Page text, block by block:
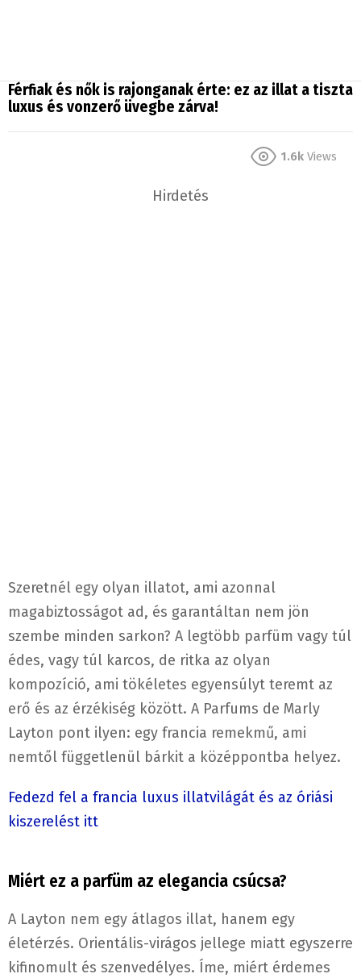
Férfiak és nők is rajonganak érte: ez az illat a tiszta
luxus és vonzerő üvegbe zárva!
1.6k Views
Hirdetés
Szeretnél egy olyan illatot, ami azonnal
magabiztosságot ad, és garantáltan nem jön
szembe minden sarkon? A legtöbb parfüm vagy túl
édes, vagy túl karcos, de ritka az olyan
kompozíció, ami tökéletes egyensúlyt teremt az
erő és az érzékiség között. A Parfums de Marly
Layton pont ilyen: egy francia remekmű, ami
nemtől függetlenül bárkit a középpontba helyez.
Fedezd fel a francia luxus illatvilágát és az óriási
kiszerelést itt
Miért ez a parfüm az elegancia csúcsa?
A Layton nem egy átlagos illat, hanem egy
életérzés. Orientális-virágos jellege miatt egyszerre
kifinomult és szenvedélyes. Íme, miért érdemes